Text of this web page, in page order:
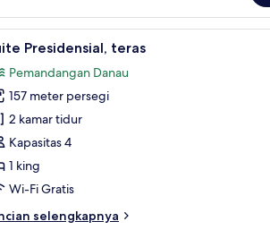
TVbrankas, meja kerja, dan ruang kerja ramah
Suite Presidensial,
12 Presidensial, teras
Pemandangan Danau
157 meter persegi
2 kamar tidur
Kapasitas 4
1 king
Wi-Fi Gratis
selengkapnya